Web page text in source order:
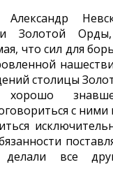
Золотой
что сил для
столицы
с ними
все